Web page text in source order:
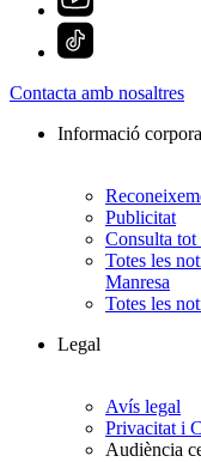
Contacta amb nosaltres
Informació
Publicitat
Consulta
Totes les
Manresa
Totes les
Legal
Avís legal
Privacitat i
Audiència